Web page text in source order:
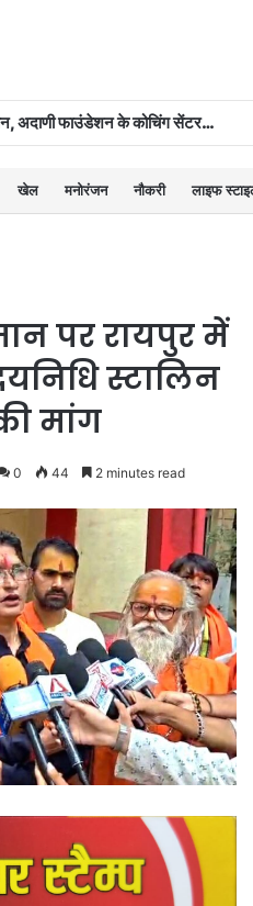
तमनार के बच्चों को मिली नई उड़ान, अदाणी फाउंडेशन के कोचिंग सेंटर से 39 का चयन
खेल मनोरंजन नौकरी लाइफ
पर रायपुर में
स्टालिन
मांग
0 44 2 minutes read